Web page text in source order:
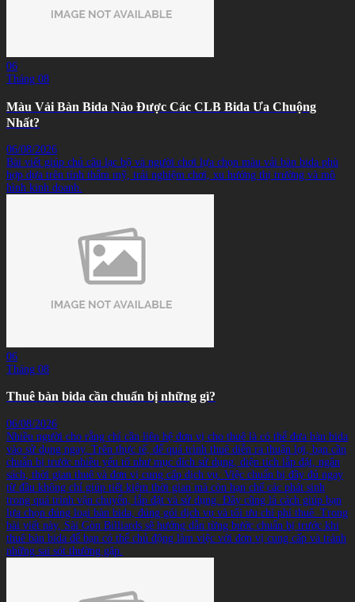
06
Tháng 08
Màu Vải Bàn Bida Nào Được Các CLB Bida Ưa Chuộng
Nhất?
06/08/2026
Bài viết giúp chủ câu lạc bộ và người chơi lựa chọn màu vải bàn bida phù
hợp dựa trên tính thẩm mỹ, trải nghiệm chơi, xu hướng thị trường và mô
hình kinh doanh.
06
Tháng 08
Thuê bàn bida cần chuẩn bị những gì?
06/08/2026
Nhiều người cho rằng chỉ cần liên hệ đơn vị cho thuê là có thể đưa bàn bida
vào sử dụng ngay. Trên thực tế, để quá trình thuê diễn ra thuận lợi, bạn cần
chuẩn bị trước nhiều yếu tố như mục đích sử dụng, diện tích lắp đặt, ngân
sách, thời gian thuê và đơn vị cung cấp dịch vụ. Việc chuẩn bị đầy đủ ngay
từ đầu không chỉ giúp tiết kiệm thời gian mà còn hạn chế các phát sinh
trong quá trình vận chuyển, lắp đặt và sử dụng. Đây cũng là cách giúp bạn
lựa chọn đúng loại bàn bida, đúng gói dịch vụ và tối ưu chi phí thuê. Trong
bài viết này, Sài Gòn Billiards sẽ hướng dẫn từng bước chuẩn bị trước khi
thuê bàn bida để bạn có thể chủ động làm việc với đơn vị cung cấp và tránh
những sai sót thường gặp.